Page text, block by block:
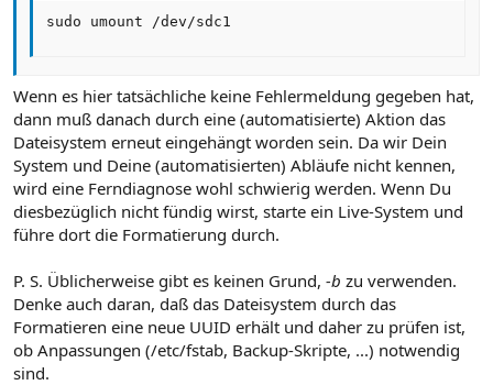
sudo umount /dev/sdc1
Wenn es hier tatsächliche keine Fehlermeldung gegeben hat,
dann muß danach durch eine (automatisierte) Aktion das
Dateisystem erneut eingehängt worden sein. Da wir Dein
System und Deine (automatisierten) Abläufe nicht kennen,
wird eine Ferndiagnose wohl schwierig werden. Wenn Du
diesbezüglich nicht fündig wirst, starte ein Live-System und
führe dort die Formatierung durch.
P. S. Üblicherweise gibt es keinen Grund, -b zu verwenden.
Denke auch daran, daß das Dateisystem durch das
Formatieren eine neue UUID erhält und daher zu prüfen ist,
ob Anpassungen (/etc/fstab, Backup-Skripte, ...) notwendig
sind.